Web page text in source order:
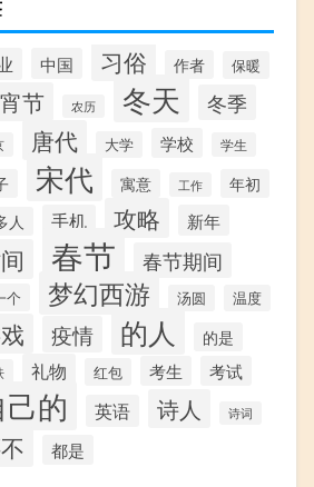
中国 习俗 作者 保暖
节 农历 冬天 冬季
唐代 大学 学校 学生
宋代 寓意 工作
年初
人
手机 攻略 新年
春节 春节期间
个 梦幻西游 汤圆 温度
疫情 的人 的是
礼物 红包 考生 考试
己的 英语 诗人 诗词
都是